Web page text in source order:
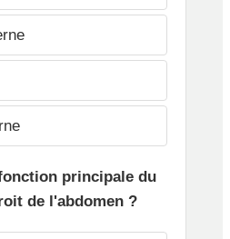
principale du
de l'abdomen ?